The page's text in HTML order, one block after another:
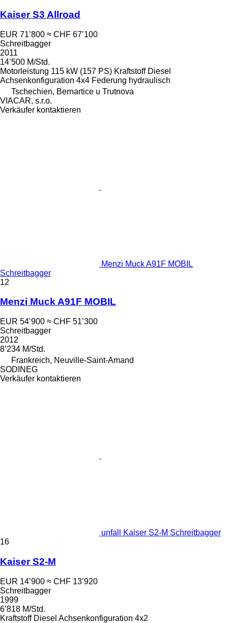
Kaiser S3 Allroad
EUR 71’800 ≈ CHF 67’100
Schreitbagger
2011
14’500 M/Std.
Motorleistung 115 kW (157 PS) Kraftstoff Diesel
Achsenkonfiguration 4x4 Federung hydraulisch
Tschechien, Bernartice u Trutnova
VIACAR, s.r.o.
Verkäufer kontaktieren
Menzi Muck A91F MOBIL
Schreitbagger
12
Menzi Muck A91F MOBIL
EUR 54’900 ≈ CHF 51’300
Schreitbagger
2012
8’234 M/Std.
Frankreich, Neuville-Saint-Amand
SODINEG
Verkäufer kontaktieren
unfall Kaiser S2-M Schreitbagger
16
Kaiser S2-M
EUR 14’900 ≈ CHF 13’920
Schreitbagger
1999
6’818 M/Std.
Kraftstoff Diesel Achsenkonfiguration 4x2